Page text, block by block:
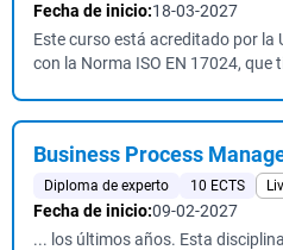
Fecha de inicio:18-03-2027
Este curso está acreditado por la
con la Norma ISO EN 17024, que
Business Process
Diploma de experto 10 ECTS
Fecha de inicio:09-02-2027
... los últimos años. Esta